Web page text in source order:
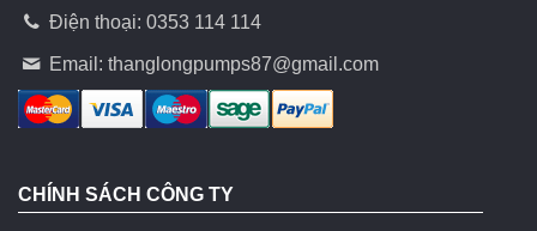
Điện thoại: 0353 114 114
Email:thanglongpumps87@gmail.com
CHÍNH SÁCH CÔNG TY